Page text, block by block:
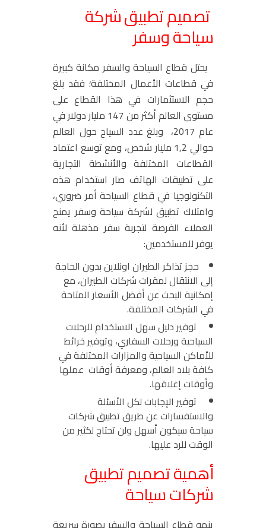
تصميم تطبيق شركة
سياحة وسفر
يحتل قطاع السياحة والسفر مكانة كبيرة
في قطاعات الأعمال المختلفة؛ فقد بلغ
حجم الاستثمارات في هذا القطاع على
مستوى العالم أكثر من 147 مليار دولار في
عام 2017، وبلغ عدد السياح حول العالم
حوالي 1,2 مليار شخص، ومع توسع اعتماد
القطاعات المختلفة والأنشطة التجارية
على تطبيقات الهاتف صار استخدام هذه
التكنولوجيا في قطاع السياحة أمر ضروري،
وامتلاك تطبيق لشركة سياحة وسفر يمنح
العملاء الفرصة لتجربة سفر مذهلة لأنه
يوفر للمستخدمين:
حجز تذاكر الطيران اونلاين بدون الحاجة
إلى الانتقال لمقرات شركات الطيران، مع
إمكانية البحث عن أفضل الأسعار المتاحة
في الشركات المختلفة.
توفير دليل سهل الاستخدام للرحلات
السياحية ورحلات السفاري، وتوفير خرائط
للأماكن السياحية والمزارات المختلفة في
كافة بلاد العالم، ومعرفة أوقات عملها
وأوقات إغلاقها.
توفير الإجابات لكل الأسئلة
والاستفسارات عن طريق تطبيق شركات
سياحة سيكون أسهل ولن تحتاج لكثير من
الوقت للرد عليها.
أهمية تصميم تطبيق
شركات سياحة
ينمو قطاع السياحة والسفر بصورة سريعة